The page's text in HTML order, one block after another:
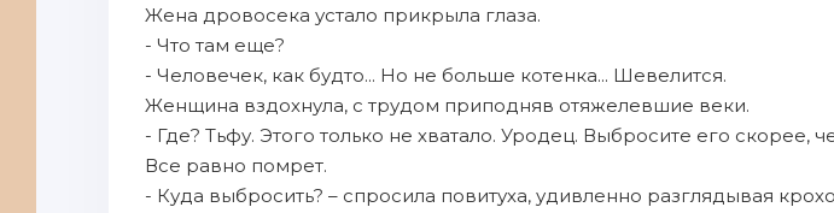
Жена дровосека устало прикрыла глаза.
- Что там еще?
- Человечек, как будто... Но не больше котенка... Шевелится.
Женщина вздохнула, с трудом приподняв отяжелевшие веки.
- Где? Тьфу. Этого только не хватало. Уродец. Выбросите его скорее,
Все равно помрет.
- Куда выбросить? – спросила повитуха, удивленно разглядывая